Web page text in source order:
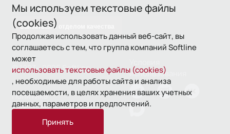
Мы используем текстовые файлы
(cookies)
Продолжая использовать данный веб-сайт, вы
соглашаетесь с тем, что группа компаний Softline
может
использовать текстовые файлы (cookies)
, необходимые для работы сайта и анализа
посещаемости, в целях хранения ваших учетных
данных, параметров и предпочтений.
Принять
Связаться с отделом качества
© 1993—2026 Softline
использования
Политика
конфиденциальности